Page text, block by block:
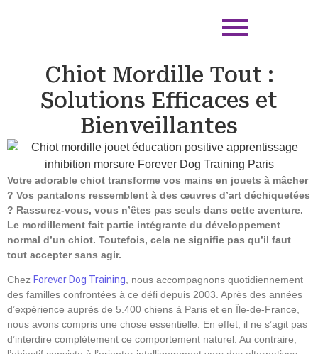
Chiot Mordille Tout :
Solutions Efficaces et
Bienveillantes
Votre adorable chiot transforme vos mains en jouets à mâcher
? Vos pantalons ressemblent à des œuvres d’art déchiquetées
? Rassurez-vous, vous n’êtes pas seuls dans cette aventure.
Le mordillement fait partie intégrante du développement
normal d’un chiot. Toutefois, cela ne signifie pas qu’il faut
tout accepter sans agir.
Chez Forever Dog Training, nous accompagnons quotidiennement
des familles confrontées à ce défi depuis 2003. Après des années
d’expérience auprès de 5.400 chiens à Paris et en Île-de-France,
nous avons compris une chose essentielle. En effet, il ne s’agit pas
d’interdire complètement ce comportement naturel. Au contraire,